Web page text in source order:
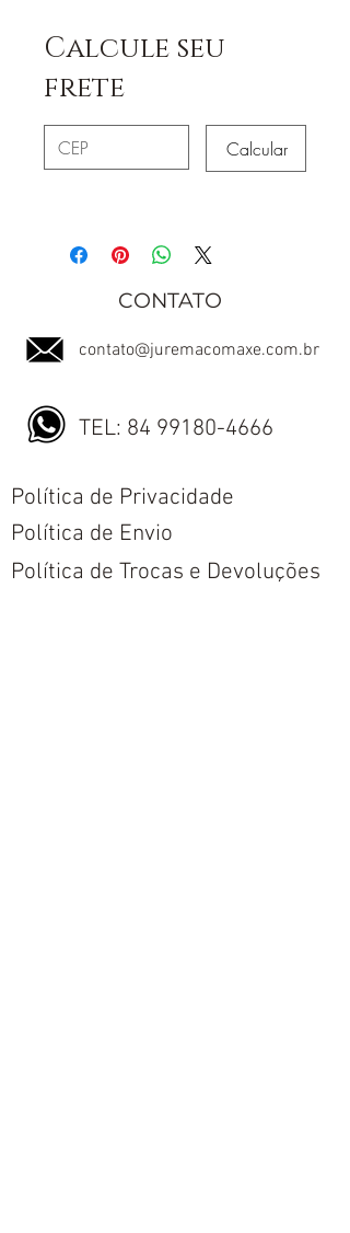
Calcule seu
frete
Calcular
CONTATO
contato@juremacomaxe.com.br
TEL: 84 99180-4666
Política de Privacidade
Política de Envio
Política de Trocas e Devoluções